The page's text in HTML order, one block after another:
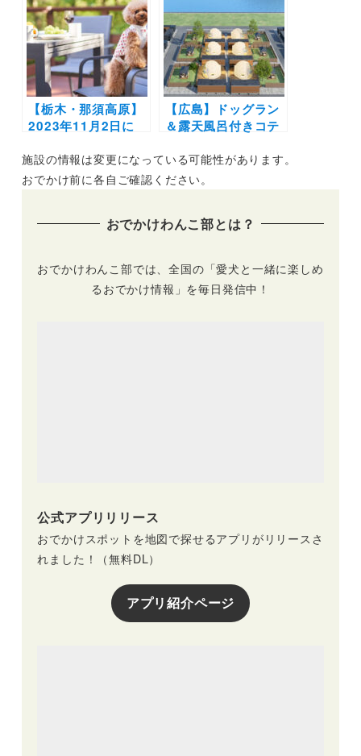
Stay」がオープン！
プライベートドッグ
ラン＆本格バレルサ
ウナも完備
Dog friendly villa
〜」がオープン！期
間限定の平日限定
30％OFFプランも♪
【栃木・那須高原】
2023年11月2日に
須高原Doggy’s オハ
ナ」がオープン！最
OK！
【広島】ドッグラン
＆露天風呂付きコテ
シーサイドグランピ
ングを満喫！呉市に
（2021年9月18日グ
施設の情報は変更になっている可能性があります。
おでかけ前に各自ご確認ください。
おでかけわんこ部とは？
おでかけわんこ部では、全国の「愛犬と一緒に楽しめ
るおでかけ情報」を毎日発信中！
公式アプリリリース
おでかけスポットを地図で探せるアプリがリリースさ
れました！（無料DL）
アプリ紹介ページ